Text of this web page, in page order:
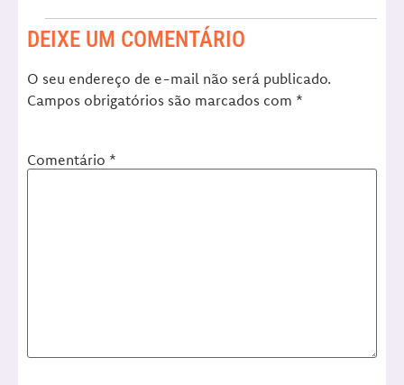
DEIXE UM COMENTÁRIO
O seu endereço de e-mail não será publicado.
Campos obrigatórios são marcados com *
Comentário *